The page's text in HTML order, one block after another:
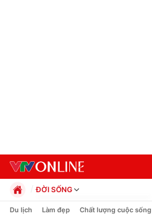
ĐỜI SỐNG
Chính trị
Du lịch Làm đẹp Chất lượng cuộc sống